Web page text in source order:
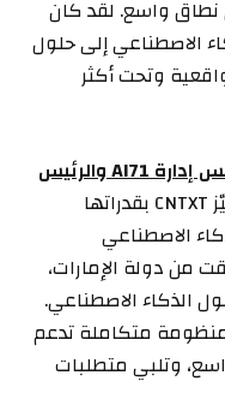
نطاق واسع. لقد كان
الاصطناعي إلى حلول
وتحت أكثر
إدارة AI71 والرئيس
“تتميّز CNTXT بقدراتها
الاصطناعي
من دولة الإمارات،
الذكاء الاصطناعي.
منظومة متكاملة تدعم
وتلبي متطلبات